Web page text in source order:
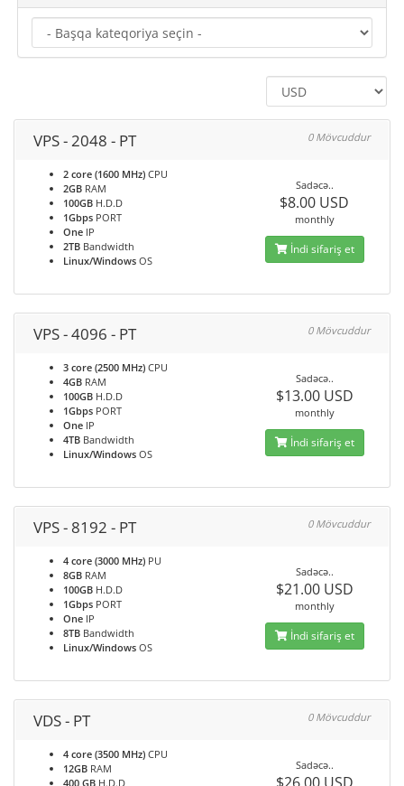
VPS - 2048 - PT 0 Mövcuddur
2 core (1600 MHz) CPU
2GB RAM
100GB H.D.D
1Gbps PORT
One IP
2TB Bandwidth
Linux/Windows OS
Sadəcə..
$8.00 USD
monthly
İndi sifariş et
VPS - 4096 - PT 0 Mövcuddur
3 core (2500 MHz) CPU
4GB RAM
100GB H.D.D
1Gbps PORT
One IP
4TB Bandwidth
Linux/Windows OS
Sadəcə..
$13.00 USD
monthly
İndi sifariş et
VPS - 8192 - PT 0 Mövcuddur
4 core (3000 MHz) PU
8GB RAM
100GB H.D.D
1Gbps PORT
One IP
8TB Bandwidth
Linux/Windows OS
Sadəcə..
$21.00 USD
monthly
İndi sifariş et
VDS - PT 0 Mövcuddur
4 core (3500 MHz) CPU
12GB RAM
400 GB H.D.D
Sadəcə..